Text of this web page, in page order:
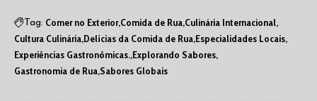
Tag: Comer no Exterior Comida de Rua Culinária Internacional
Cultura Culinária Delícias da Comida de Rua Especialidades Locais
Experiências Gastronômicas. Explorando Sabores
Gastronomia de Rua Sabores Globais